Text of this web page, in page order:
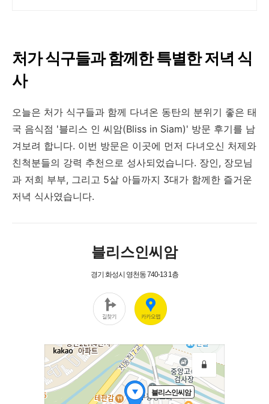
처가 식구들과 함께한 특별한 저녁 식
사
오늘은 처가 식구들과 함께 다녀온 동탄의 분위기 좋은 태
국 음식점 '블리스 인 씨암(Bliss in Siam)' 방문 후기를 남
겨보려 합니다. 이번 방문은 이곳에 먼저 다녀오신 처제와
친척분들의 강력 추천으로 성사되었습니다. 장인, 장모님
과 저희 부부, 그리고 5살 아들까지 3대가 함께한 즐거운
저녁 식사였습니다.